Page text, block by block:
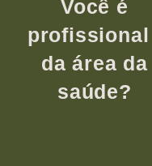
Você é
profissional
da área da
saúde?